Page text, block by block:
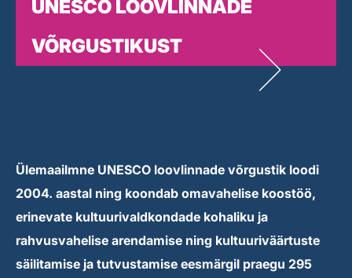
UNESCO LOOVLINNADE
VÕRGUSTIKUST
Ülemaailmne UNESCO loovlinnade võrgustik loodi
2004. aastal ning koondab omavahelise koostöö,
erinevate kultuurivaldkondade kohaliku ja
rahvusvahelise arendamise ning kultuuriväärtuste
säilitamise ja tutvustamise eesmärgil praegu 295